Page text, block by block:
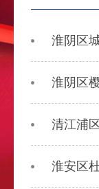
淮阴区
淮阴区
清江浦
淮安区